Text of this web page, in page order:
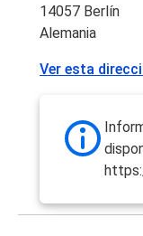
14057 Berlín
Alemania
Ver esta